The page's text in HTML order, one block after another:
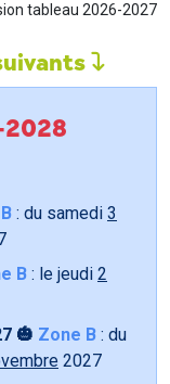
tableau 2026-2027
2028
: du samedi 3
B : le jeudi 2
🎃 Zone B : du
2027